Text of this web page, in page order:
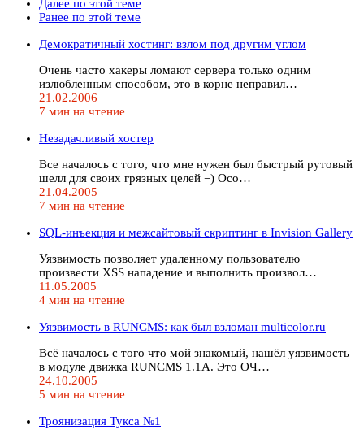
Далее по этой теме
Ранее по этой теме
Демократичный хостинг: взлом под другим углом
Очень часто хакеры ломают сервера только одним
излюбленным способом, это в корне неправил…
21.02.2006
7 мин на чтение
Незадачливый хостер
Все началось с того, что мне нужен был быстрый рутовый
шелл для своих грязных целей =) Осо…
21.04.2005
7 мин на чтение
SQL-инъекция и межсайтовый скриптинг в Invision Gallery
Уязвимость позволяет удаленному пользователю
произвести XSS нападение и выполнить произвол…
11.05.2005
4 мин на чтение
Уязвимость в RUNCMS: как был взломан multicolor.ru
Всё началось с того что мой знакомый, нашёл уязвимость
в модуле движка RUNCMS 1.1A. Это ОЧ…
24.10.2005
5 мин на чтение
Троянизация Тукса №1